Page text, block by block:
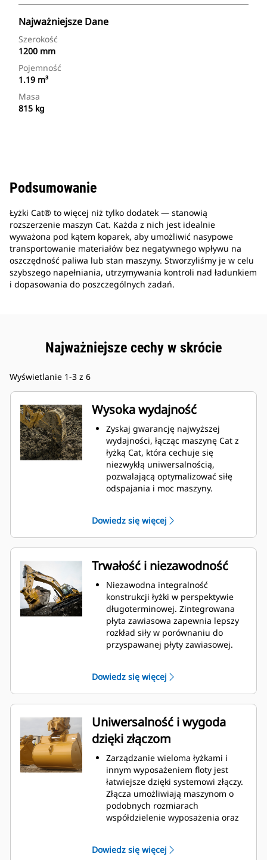
Najważniejsze Dane
Szerokość
1200 mm
Pojemność
1.19 m³
Masa
815 kg
Podsumowanie
Łyżki Cat® to więcej niż tylko dodatek — stanowią
rozszerzenie maszyn Cat. Każda z nich jest idealnie
wyważona pod kątem koparek, aby umożliwić nasypowe
transportowanie materiałów bez negatywnego wpływu na
oszczędność paliwa lub stan maszyny. Stworzyliśmy je w celu
szybszego napełniania, utrzymywania kontroli nad ładunkiem
i dopasowania do poszczególnych zadań.
Najważniejsze cechy w skrócie
Wyświetlanie 1-3 z 6
Wysoka wydajność
Zyskaj gwarancję najwyższej
wydajności, łącząc maszynę Cat z
łyżką Cat, która cechuje się
niezwykłą uniwersalnością,
pozwalającą optymalizować siłę
odspajania i moc maszyny.
materiału na łyżkę. Zwiększony
prześwit lemiesza zapewnia
zmniejszony opór dolnej części
łyżki, co obniża koszty związane z
konserwacją.
Zużycie paliwa jest najwyższe
podczas kopania. Łyżki Cat
gwarantują szybkie cięcie
materiału w celu zwiększenia
ogólnej wydajności pracy maszyny.
Możesz załadować większą ilość
pozwalają utrzymać większość
materiału w łyżce podczas każdego
załadunku.
Dowiedz się więcej
Trwałość i niezawodność
Niezawodna integralność
konstrukcji łyżki w perspektywie
długoterminowej. Zintegrowana
płyta zawiasowa zapewnia lepszy
rozkład siły w porównaniu do
przyspawanej płyty zawiasowej.
odpornej na ścieranie stali,
zwłaszcza w przypadku
podzespołów podatnych na
nadmierne zużycie.
Chroń najważniejsze, podatne na
zużycie obszary łyżki za pomocą
osprzętu do prac ziemnych (GET)
Cat.
Zwiększ produkcję w
wymagających zastosowaniach,
ułatw penetrację podczas
stertowania i skróć czas trwania
cyklu za pomocą systemu Cat®
Montuj i demontuj końcówki
Dowiedz się więcej
Uniwersalność i wygoda
dzięki złączom
Zarządzanie wieloma łyżkami i
innym wyposażeniem floty jest
łatwiejsze dzięki systemowi złączy.
Złącza umożliwiają maszynom o
podobnych rozmiarach
współdzielenie wyposażenia oraz
Łyżki, które można zamocować
Dowiedz się więcej